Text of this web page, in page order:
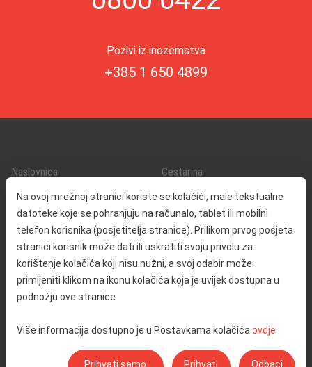
Na ovoj mrežnoj stranici koriste se kolačići, male tekstualne
datoteke koje se pohranjuju na računalo, tablet ili mobilni
telefon korisnika (posjetitelja stranice). Prilikom prvog posjeta
stranici korisnik može dati ili uskratiti svoju privolu za
korištenje kolačića koji nisu nužni, a svoj odabir može
primijeniti klikom na ikonu kolačića koja je uvijek dostupna u
podnožju ove stranice.
Više informacija dostupno je u Postavkama kolačića ovdje
Prihvati samo Prihvati Odbaci
Pozivi iz inozemstva
+385 1 650 4899
Naslovnica
O nama
Kontakt
Cestarina
Promet i sigurnost
Servisne informacije
Reklamacija
Javna nabava
Odnosi s javnošću
Izjava o pristupačnosti
Postavke kolačića